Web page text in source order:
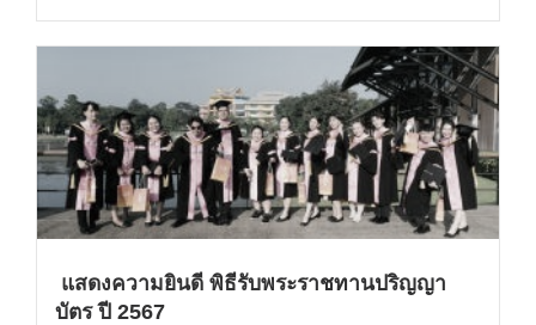
แสดงความยินดี พิธีรับพระราชทานปริญญา
บัตร ปี 2567